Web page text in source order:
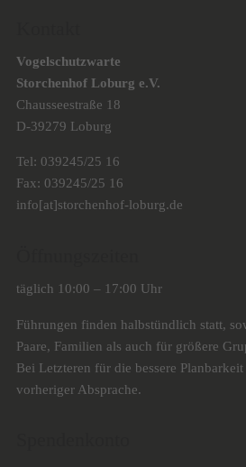
Vogelschutzwarte
Storchenhof Loburg e.V.
Chausseestraße 18
D-39279 Loburg
Tel: 039245/25 16
Fax: 039245/25 16
info[at]storchenhof-loburg.de
täglich 10:00 – 17:00 Uhr
Führungen finden halbstündlich statt,
Paare, Familien als auch für größere
Bei Letzteren für die bessere
vorheriger Absprache.